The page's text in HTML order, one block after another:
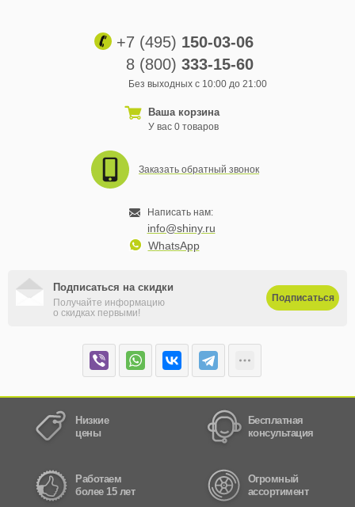
+7 (495) 150-03-06
8 (800) 333-15-60
Без выходных с 10:00 до 21:00
Ваша корзина
У вас 0 товаров
Заказать обратный звонок
Написать нам:
info@shiny.ru
WhatsApp
Подписаться на скидки
Получайте информацию
о скидках первыми!
Подписаться
Низкие
цены
Бесплатная
консультация
Работаем
более 15 лет
Огромный
ассортимент